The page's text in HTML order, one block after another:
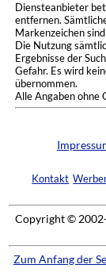
Diensteanbieter
entfernen.
Markenzeichen
Die Nutzung
Ergebnisse der
Gefahr. Es wird
übernommen.
Alle Angaben ohne
Kontakt
Copyright ©
Zum Anfang der